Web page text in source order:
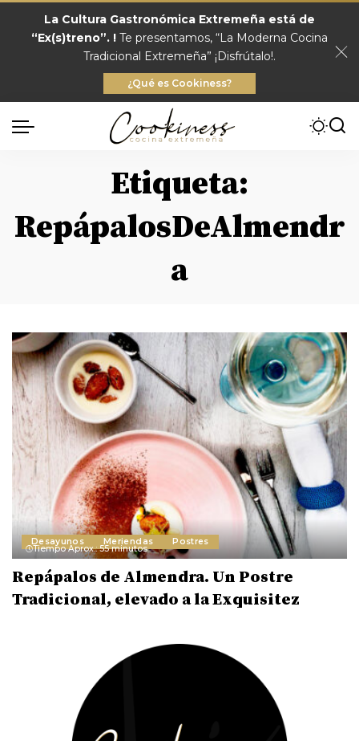
La Cultura Gastronómica Extremeña está de
“Ex(s)treno”. ! Te presentamos, “La Moderna Cocina
Tradicional Extremeña” ¡Disfrútalo!.
¿Qué es Cookiness?
Etiqueta:
RepápalosDeAlmendr
a
Desayunos Meriendas Postres
Tiempo Aprox.: 55 minutos
Repápalos de Almendra. Un Postre
Tradicional, elevado a la Exquisitez